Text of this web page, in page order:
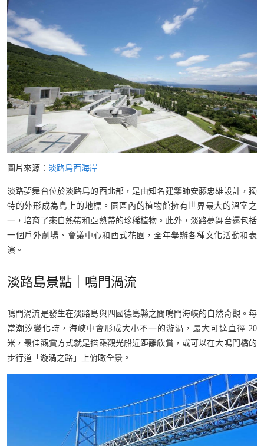
圖片來源： 淡路島西海岸
淡路夢舞台位於淡路島的西北部，是由知名建築師安藤忠雄設計，獨
特的外形成為島上的地標。園區內的植物館擁有世界最大的溫室之
一，培育了來自熱帶和亞熱帶的珍稀植物。此外，淡路夢舞台還包括
一個戶外劇場、會議中心和西式花園，全年舉辦各種文化活動和表
演。
淡路島景點｜鳴門渦流
鳴門渦流是發生在淡路島與四國德島縣之間鳴門海峽的自然奇觀。每
當潮汐變化時，海峽中會形成大小不一的漩渦，最大可達直徑 20
米，最佳觀賞方式就是搭乘觀光船近距離欣賞，或可以在大鳴門橋的
步行道「漩渦之路」上俯瞰全景。